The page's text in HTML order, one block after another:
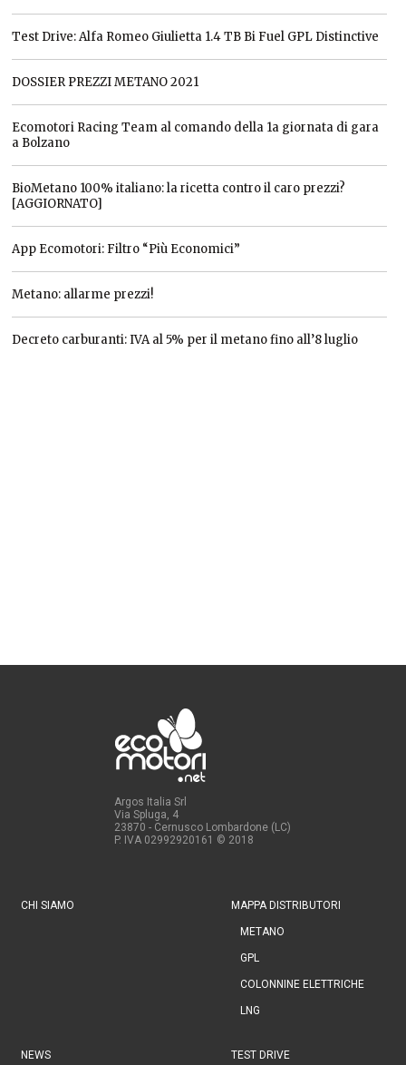
Test Drive: Alfa Romeo Giulietta 1.4 TB Bi Fuel GPL Distinctive
DOSSIER PREZZI METANO 2021
Ecomotori Racing Team al comando della 1a giornata di gara
a Bolzano
BioMetano 100% italiano: la ricetta contro il caro prezzi?
[AGGIORNATO]
App Ecomotori: Filtro “Più Economici”
Metano: allarme prezzi!
Decreto carburanti: IVA al 5% per il metano fino all’8 luglio
Argos Italia Srl
Via Spluga, 4
23870 - Cernusco Lombardone (LC)
P. IVA 02992920161 © 2018
CHI SIAMO MAPPA DISTRIBUTORI
METANO
GPL
COLONNINE ELETTRICHE
LNG
NEWS TEST DRIVE